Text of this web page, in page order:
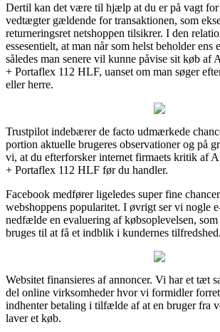
Dertil kan det være til hjælp at du er på vagt for
vedtægter gældende for transaktionen, som
returneringsret netshoppen tilsikrer. I den
essesentielt, at man når som helst beholder ens
således man senere vil kunne påvise sit køb af
+ Portaflex 112 HLF, uanset om man søger
eller herre.
Trustpilot indebærer de facto udmærkede
portion aktuelle brugeres observationer og på
vi, at du efterforsker internet firmaets kritik af
+ Portaflex 112 HLF før du handler.
Facebook medfører ligeledes super fine
webshoppens popularitet. I øvrigt ser vi nogle
nedfælde en evaluering af købsoplevelsen,
bruges til at få et indblik i kundernes tilfredshed.
Websitet finansieres af annoncer. Vi har et tæt
del online virksomheder hvor vi formidler
indhenter betaling i tilfælde af at en bruger fra
laver et køb.